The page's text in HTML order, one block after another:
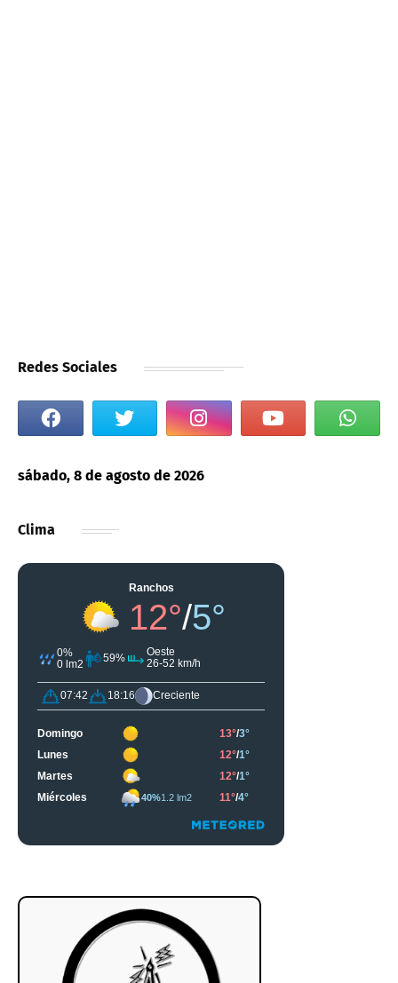
Redes Sociales
sábado, 8 de agosto de 2026
Clima